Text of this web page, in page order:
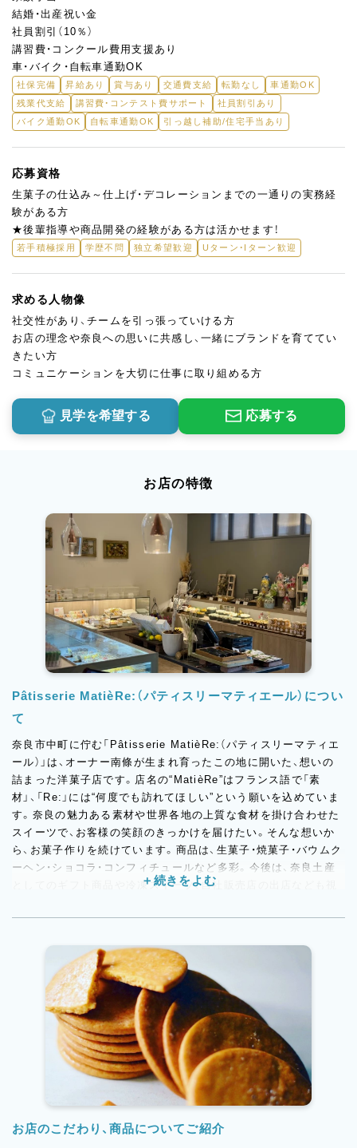
結婚・出産祝い金
社員割引（10％）
講習費・コンクール費用支援あり
車・バイク・自転車通勤OK
社保完備 昇給あり 賞与あり 交通費支給 転勤なし
車通勤OK
残業代支給
講習費・コンテスト費サポート
社員割引あり
バイク通勤OK
自転車通勤OK 引っ越し補助/住宅手当あり
応募資格
生菓子の仕込み～仕上げ・デコレーションまでの一通りの実務経
験がある方
★後輩指導や商品開発の経験がある方は活かせます！
若手積極採用 学歴不問 独立希望歓迎 Uターン・Iターン歓迎
求める人物像
社交性があり、チームを引っ張っていける方
お店の理念や奈良への思いに共感し、一緒にブランドを育ててい
きたい方
コミュニケーションを大切に仕事に取り組める方
見学を希望する 応募する
お店の特徴
Pâtisserie MatièRe:（パティスリーマティエール）につい
て
奈良市中町に佇む「Pâtisserie MatièRe:（パティスリーマティエ
ール）」は、オーナー南條が生まれ育ったこの地に開いた、想いの
詰まった洋菓子店です。店名の“MatièRe”はフランス語で「素
材」、「Re:」には“何度でも訪れてほしい”という願いを込めていま
す。奈良の魅力ある素材や世界各地の上質な食材を掛け合わせた
スイーツで、お客様の笑顔のきっかけを届けたい。そんな想いか
ら、お菓子作りを続けています。商品は、生菓子・焼菓子・バウムク
ーヘン・ショコラ・コンフィチュールなど多彩。今後は、奈良土産
としてのギフト商品や冷凍スイーツ、自社販売店の出店なども視
域に根ざしながら、これからのマティエールを一緒に育ててくれ
お店のこだわり、商品についてご紹介